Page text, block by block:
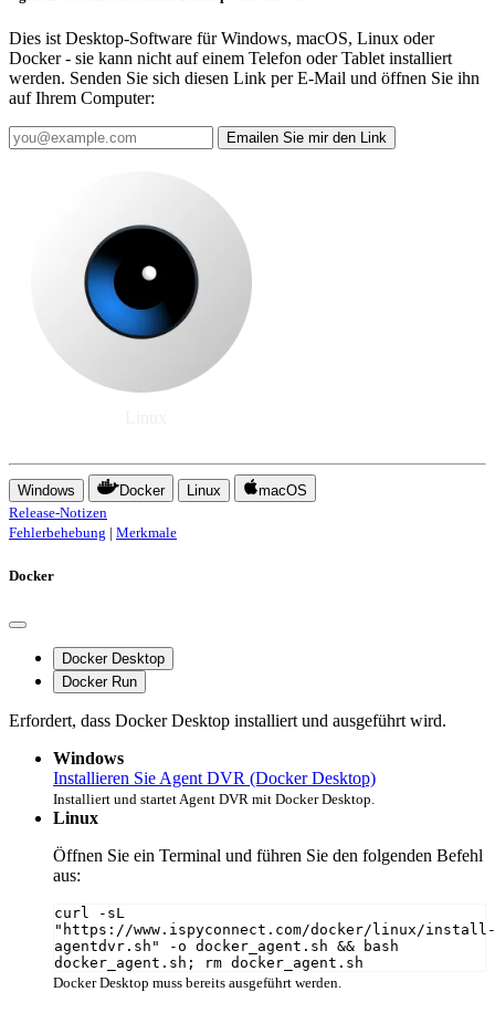
Dies ist Desktop-Software für Windows, macOS, Linux oder
Docker - sie kann nicht auf einem Telefon oder Tablet installiert
werden. Senden Sie sich diesen Link per E-Mail und öffnen Sie ihn
auf Ihrem Computer:
Emailen Sie mir den Link
Windows Docker Linux
macOS
Release-Notizen
Fehlerbehebung | Merkmale
Docker
Docker Desktop
Docker Run
Erfordert, dass Docker Desktop installiert und ausgeführt wird.
Windows
Installieren Sie Agent DVR (Docker Desktop)
Installiert und startet Agent DVR mit Docker Desktop.
Linux
Öffnen Sie ein Terminal und führen Sie den folgenden Befehl
aus:
curl -sL
"https://www.ispyconnect.com/docker/linux/install-
agentdvr.sh" -o docker_agent.sh && bash
docker_agent.sh; rm docker_agent.sh
Docker Desktop muss bereits ausgeführt werden.